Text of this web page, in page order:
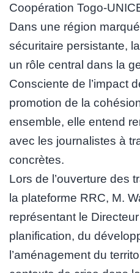
Coopération Togo-
Dans une région
sécuritaire persistante,
un rôle central dans la
Consciente de l’impact
promotion de la
ensemble, elle entend
avec les journalistes à
concrètes.
Lors de l’ouverture des
la plateforme RRC, M.
représentant le
planification, du
l’aménagement du